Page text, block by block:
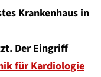
Krankenhaus in
Der Eingriff
für Kardiologie